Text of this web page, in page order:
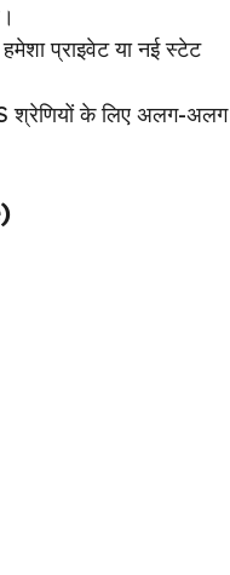
प्राइवेट या नई स्टेट
के लिए अलग-अलग